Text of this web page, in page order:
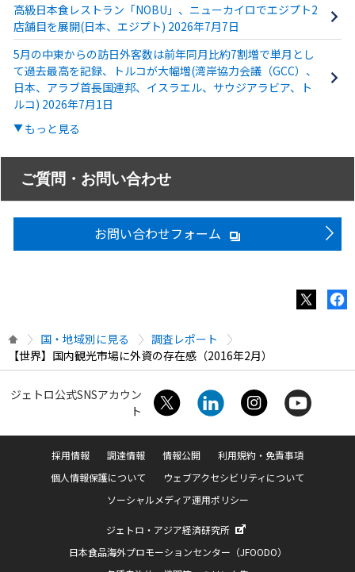
高級日本食レストラン「NOBU」、ニューカイロでエジプト2
店舗目を展開(日本、エジプト) 2026年7月7日
5月の中東からの訪日外客数は前年同月比約7割増で単月とし
て過去最高を記録、トルコが大幅増(湾岸協力会議（GCC）、
日本、アラブ首長国連邦、イスラエル、サウジアラビア、ト
ルコ) 2026年7月1日
もっと見る
ご質問・お問い合わせ
お問い合わせフォーム
国・地域別に見る
調査レポート
【世界】国内観光市場に外資の存在感（2016年2月）
ジェトロ公式SNSアカウン
ト
採用情報 調達情報 情報公開
利用規約・免責事項
個人情報保護について
ウェブアクセシビリティについて
ソーシャルメディア運用ポリシー
ジェトロ・アジア経済研究所
日本食品海外プロモーションセンター（JFOODO）